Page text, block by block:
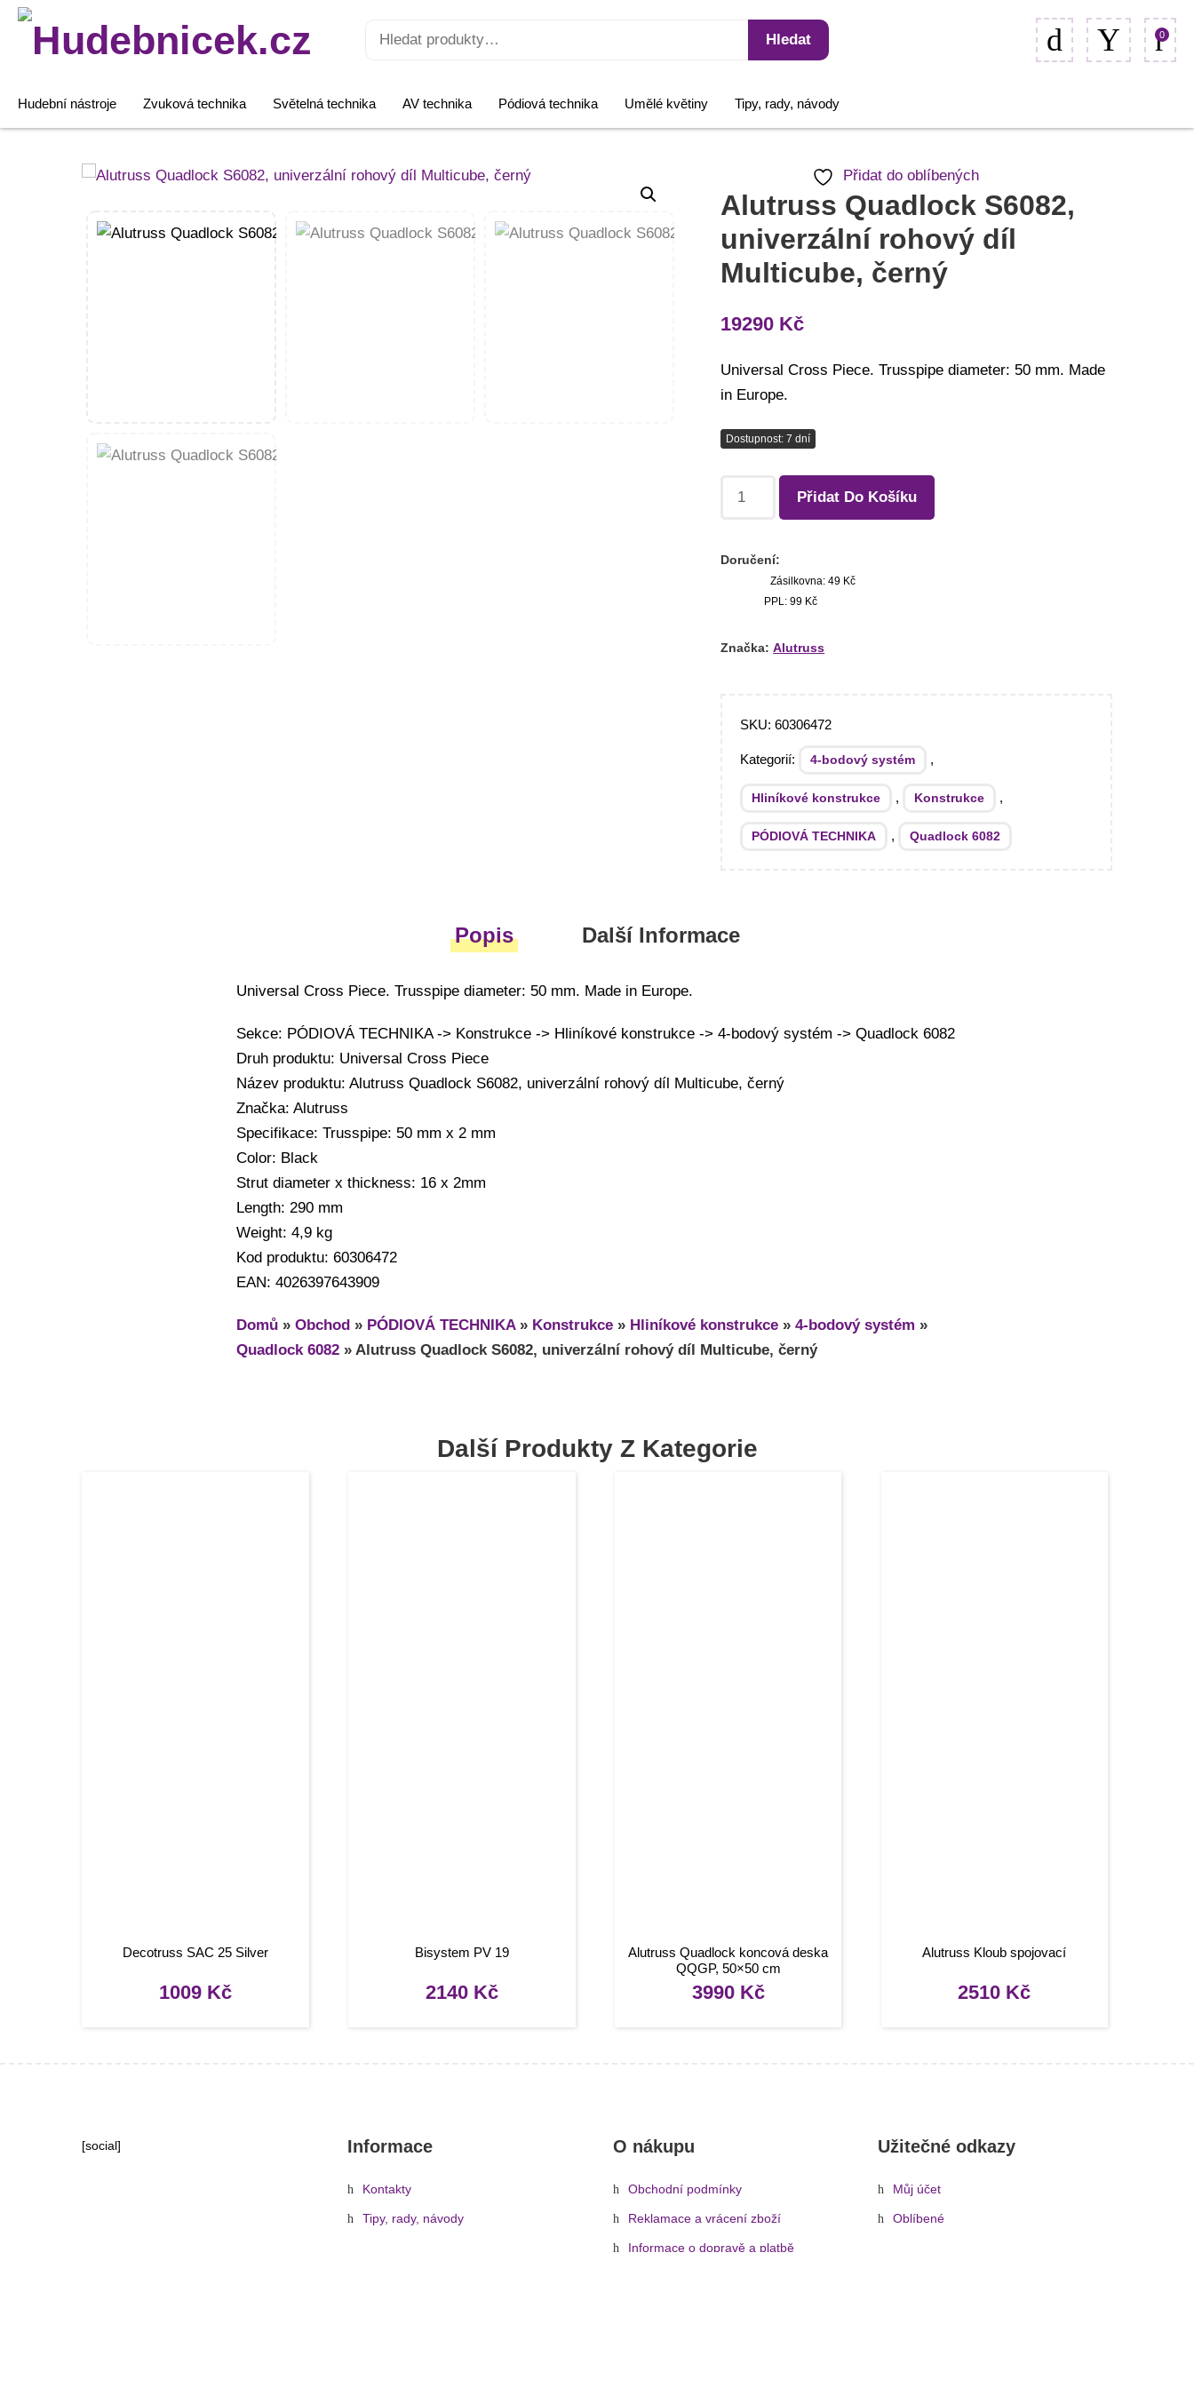
Hledat:
Hledat 0
Hudební nástroje Zvuková technika Světelná technika AV technika Pódiová technika Umělé květiny Tipy, rady, návody
Přidat do oblíbených
Alutruss Quadlock S6082,
univerzální rohový díl
Multicube, černý
19290 Kč
Universal Cross Piece. Trusspipe diameter: 50 mm. Made
in Europe.
Dostupnost: 7 dní
Alutruss
S6082,
Přidat Do Košíku
Doručení:
Zásilkovna: 49 Kč
PPL: 99 Kč
Značka: Alutruss
SKU:60306472
Kategorií: 4-bodový systém ,
Hliníkové konstrukce , Konstrukce ,
PÓDIOVÁ TECHNIKA , Quadlock 6082
Popis Další Informace
Universal Cross Piece. Trusspipe diameter: 50 mm. Made in Europe.
Sekce: PÓDIOVÁ TECHNIKA -> Konstrukce -> Hliníkové konstrukce -> 4-bodový systém -> Quadlock 6082
Druh produktu: Universal Cross Piece
Název produktu: Alutruss Quadlock S6082, univerzální rohový díl Multicube, černý
Značka: Alutruss
Specifikace: Trusspipe: 50 mm x 2 mm
Color: Black
Strut diameter x thickness: 16 x 2mm
Length: 290 mm
Weight: 4,9 kg
Kod produktu: 60306472
EAN: 4026397643909
Domů » Obchod » PÓDIOVÁ TECHNIKA» Konstrukce » Hliníkové konstrukce » 4-bodový systém »
Quadlock 6082 » Alutruss Quadlock S6082, univerzální rohový díl Multicube, černý
Další Produkty Z Kategorie
Decotruss SAC 25 Silver
1009 Kč
Bisystem PV 19
2140 Kč
Alutruss Quadlock koncová deska
QQGP, 50×50 cm
3990 Kč
Alutruss Kloub spojovací
2510 Kč
[social] Informace
Kontakty
Tipy, rady, návody
O nákupu
Obchodní podmínky
Reklamace a vrácení zboží
Informace o dopravě a platbě
Užitečné odkazy
Můj účet
Oblíbené